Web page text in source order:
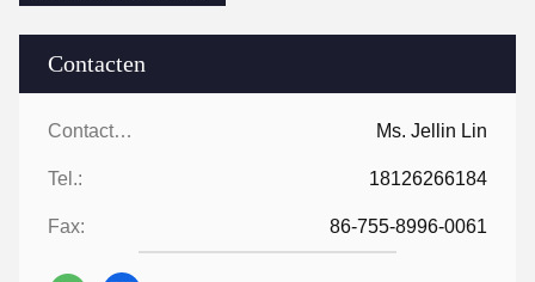
Contacten
Contacten: Ms. Jellin Lin
Tel.: 18126266184
Fax: 86-755-8996-0061